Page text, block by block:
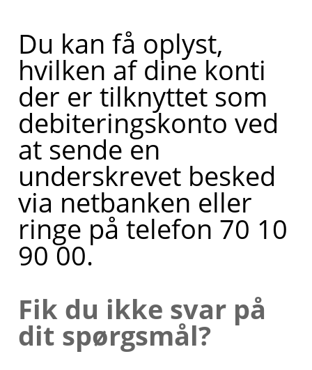
Du kan få oplyst,
hvilken af dine konti
der er tilknyttet som
debiteringskonto ved
at sende en
underskrevet besked
via netbanken eller
ringe på telefon 70 10
90 00.
Fik du ikke svar på
dit spørgsmål?
fortælle
lidt mere
om, hvad
du har
brug for
hjælp til?